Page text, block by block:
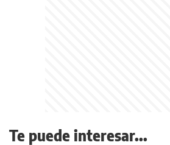
Te puede interesar...